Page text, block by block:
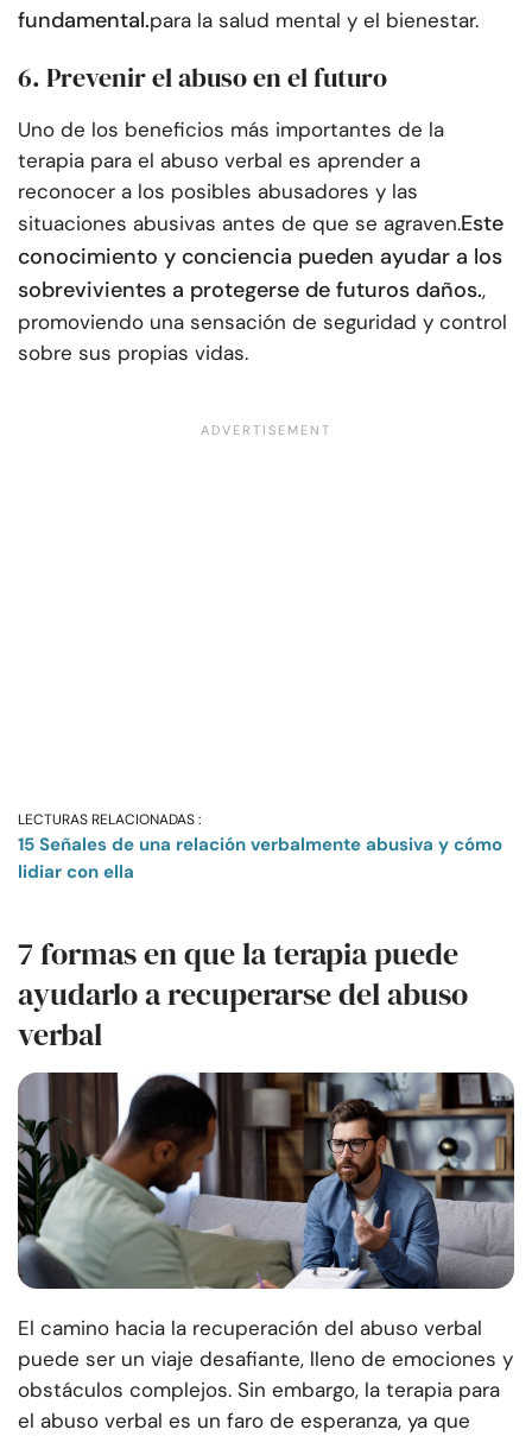
fundamental.para la salud mental y el bienestar.
6. Prevenir el abuso en el futuro
Uno de los beneficios más importantes de la
terapia para el abuso verbal es aprender a
reconocer a los posibles abusadores y las
situaciones abusivas antes de que se agraven.Este
conocimiento y conciencia pueden ayudar a los
sobrevivientes a protegerse de futuros daños.,
promoviendo una sensación de seguridad y control
sobre sus propias vidas.
LECTURAS RELACIONADAS :
15 Señales de una relación verbalmente abusiva y cómo
lidiar con ella
7 formas en que la terapia puede
ayudarlo a recuperarse del abuso
verbal
El camino hacia la recuperación del abuso verbal
puede ser un viaje desafiante, lleno de emociones y
obstáculos complejos. Sin embargo, la terapia para
el abuso verbal es un faro de esperanza, ya que